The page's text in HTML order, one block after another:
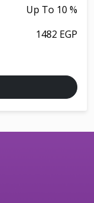
Up To 10 %
1482 EGP